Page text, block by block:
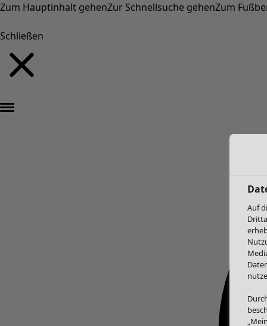
Zum Hauptinhalt gehenZur Schnellsuche gehenZum
Schließen
Auf